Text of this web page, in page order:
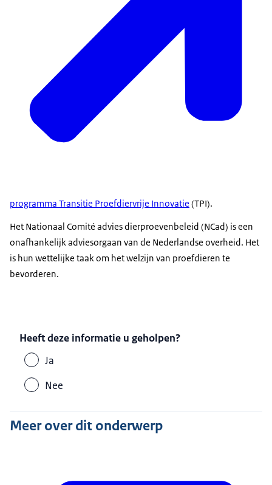
En daarin staat heel nauwkeurig omschreven wat
mag en wat niet mag.
En iedere dierproef is vergunningplichtig.
[Tekst in beeld: Onderzoekers moeten het leed van
proefdieren zoveel als mogelijk beperken. Goede
voeding, huisvesting en behandeling zijn wettelijk
vastgelegd.]
een huisje met een wieltje zodat ze kunnen
rennen.
Ze hebben altijd bij voorkeur kooigenoten.
er eerder actie ondernomen.
Want ze mogen echt niet onnodig lijden.
[Henk Jan Ormel vertelt:]
-Over het algemeen wordt er zeer deskundig en
programma Transitie Proefdiervrije Innovatie (TPI).
Het Nationaal Comité advies dierproevenbeleid (NCad) is een
onafhankelijk adviesorgaan van de Nederlandse overheid. Het
is hun wettelijke taak om het welzijn van proefdieren te
bevorderen.
Heeft deze informatie u geholpen?
Ja
Nee
Meer over dit onderwerp